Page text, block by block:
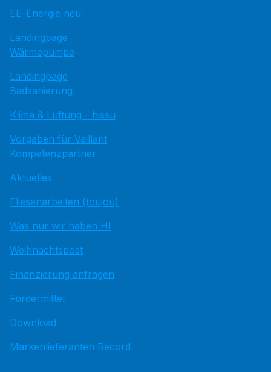
EE-Energie neu
Landingpage
Wärmepumpe
Landingpage
Badsanierung
Klima & Lüftung - hissu
Vorgaben für Vaillant
Kompetenzpartner
Aktuelles
Fliesenarbeiten (toujou)
Was nur wir haben HI
Weihnachtspost
Finanzierung anfragen
Fördermittel
Download
Markenlieferanten Record